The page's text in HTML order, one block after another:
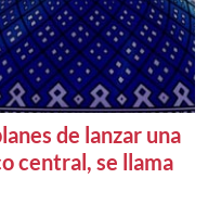
de lanzar una
central, se llama